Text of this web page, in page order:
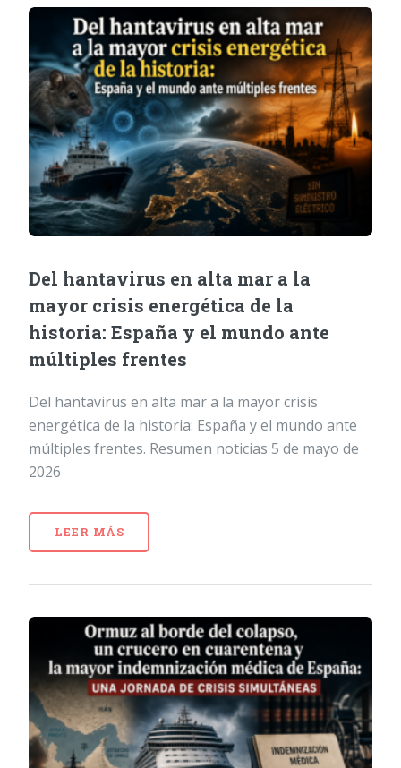
Del hantavirus en alta mar a la
mayor crisis energética de la
historia: España y el mundo ante
múltiples frentes
Del hantavirus en alta mar a la mayor crisis
energética de la historia: España y el mundo ante
múltiples frentes. Resumen noticias 5 de mayo de
2026
LEER MÁS